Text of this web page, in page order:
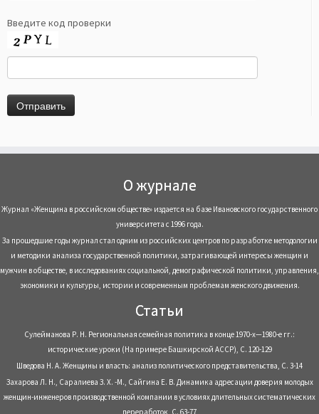
Введите код проверки
О журнале
Журнал «Женщина в российском обществе» издается на базе Ивановского государственного
университета с 1996 года.
За прошедшие годы журнал стал одним из российских центров по разработке методологии
и методики анализа государственной политики, затрагивающей интересы женщин и
мужчин в обществе, в исследованиях социальной, демографической политики, управления,
экономики и культуры, истории и современным проблемам женского движения.
Статьи
Сулейманова Р. Н. Региональная семейная политика в конце 1970-х—1980-е гг.:
исторические уроки (На примере Башкирской АССР), С. 120-129
Шведова Н. А. Женщины и власть: анализ политического представительства, С. 3-14
Захарова Л. Н., Саралиева З. Х. -М., Сайгина Е. В. Динамика адресации доверия молодых
женщин-инженеров производственной компании в условиях длительных систематических
переработок, С. 63-77